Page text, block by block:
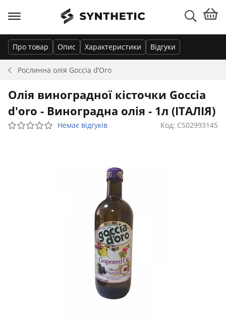
Рослинна олія Goccia d’Oro
Про товар Опис Характеристики Відгуки
Олія виноградної кісточки Goccia
d'oro - Виноградна олія - 1л (ІТАЛІЯ)
Немає відгуків Код: CS02993145